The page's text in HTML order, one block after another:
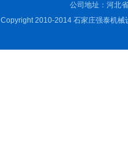
公司地址：河北
Copyright 2010-2014 石家庄强泰机